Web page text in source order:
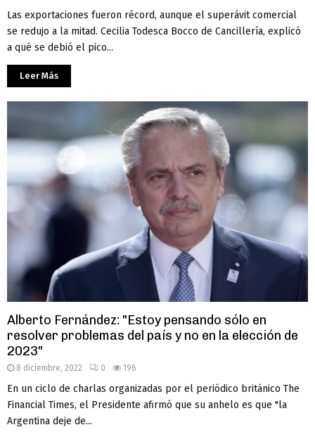
Las exportaciones fueron récord, aunque el superávit comercial
se redujo a la mitad. Cecilia Todesca Bocco de Cancillería, explicó
a qué se debió el pico...
Leer Más
Alberto Fernández: "Estoy pensando sólo en
resolver problemas del país y no en la elección de
2023"
8 diciembre, 2022 0 196
En un ciclo de charlas organizadas por el periódico británico The
Financial Times, el Presidente afirmó que su anhelo es que "la
Argentina deje de...